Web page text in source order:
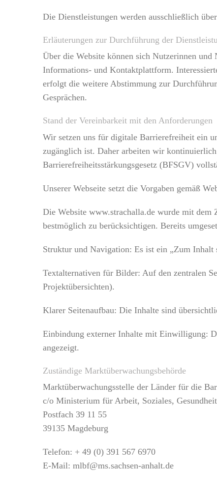
Die Dienstleistungen werden ausschließlich
Erläuterungen zur Durchführung der
Über die Website können sich Nutzerinnen
Informations- und Kontaktplattform.
erfolgt die weitere Abstimmung zur
Gesprächen.
Stand der Vereinbarkeit mit den Anforderungen
Wir setzen uns für digitale Barrierefreiheit ein
zugänglich ist. Daher arbeiten wir
Barrierefreiheitsstärkungsgesetz (BFSGV)
Unserer Webseite setzt die Vorgaben gemäß
Die Website www.strachalla.de wurde mit dem
bestmöglich zu berücksichtigen. Bereits
Struktur und Navigation: Es ist ein „Zum Inhalt
Textalternativen für Bilder: Auf den zentralen
Projektübersichten).
Klarer Seitenaufbau: Die Inhalte sind
Einbindung externer Inhalte mit Einwilligung:
angezeigt.
Zuständige Marktüberwachungsbehörde
Marktüberwachungsstelle der Länder für die
c/o Ministerium für Arbeit, Soziales,
Postfach 39 11 55
39135 Magdeburg
Telefon: + 49 (0) 391 567 6970
E-Mail: mlbf@ms.sachsen-anhalt.de